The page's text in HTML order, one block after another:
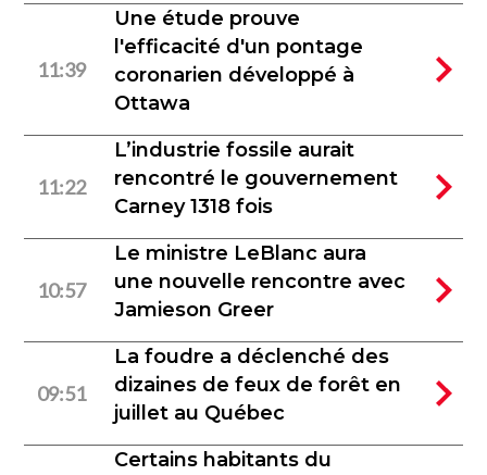
11:39
Une étude prouve
l'efficacité d'un pontage
coronarien développé à
Ottawa
11:22
L’industrie fossile aurait
rencontré le gouvernement
Carney 1318 fois
10:57
Le ministre LeBlanc aura
une nouvelle rencontre avec
Jamieson Greer
09:51
La foudre a déclenché des
dizaines de feux de forêt en
juillet au Québec
Certains habitants du